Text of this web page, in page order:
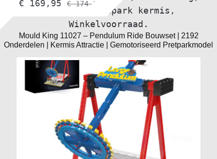
Overige
Pretpark kermis ,
Winkelvoorraad.
Mould King 11027 – Pendulum Ride Bouwset | 2192
Onderdelen | Kermis Attractie | Gemotoriseerd Pretparkmodel
€ 169,95 €174,95